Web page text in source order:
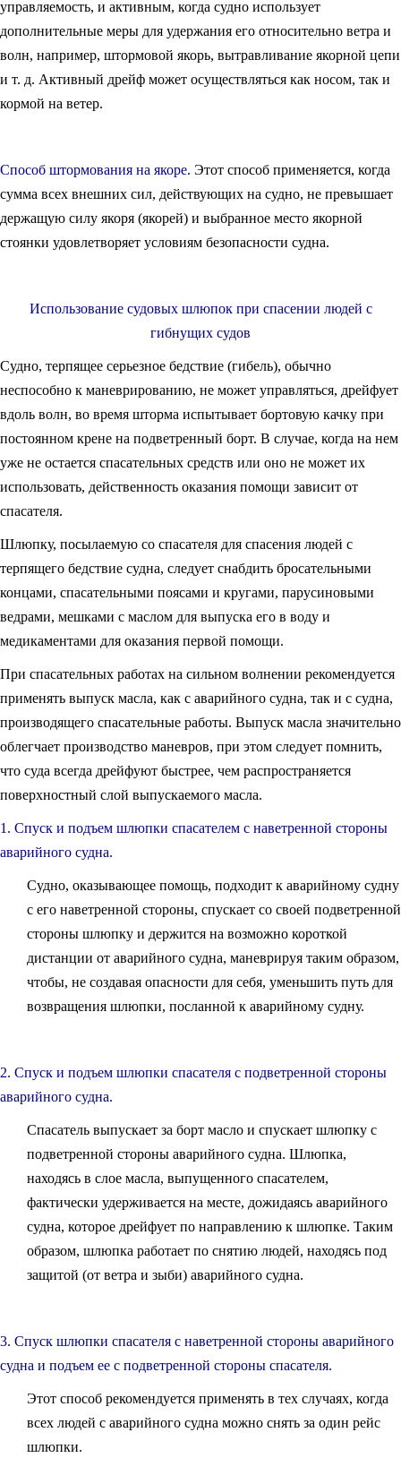
управляемость, и активным, когда судно использует
дополнительные меры для удержания его относительно ветра и
волн, например, штормовой якорь, вытравливание якорной цепи
и т. д. Активный дрейф может осуществляться как носом, так и
кормой на ветер.
Способ штормования на якоре. Этот способ применяется, когда
сумма всех внешних сил, действующих на судно, не превышает
держащую силу якоря (якорей) и выбранное место якорной
стоянки удовлетворяет условиям безопасности судна.
Использование судовых шлюпок при спасении людей с
гибнущих судов
Судно, терпящее серьезное бедствие (гибель), обычно
неспособно к маневрированию, не может управляться, дрейфует
вдоль волн, во время шторма испытывает бортовую качку при
постоянном крене на подветренный борт. В случае, когда на нем
уже не остается спасательных средств или оно не может их
использовать, действенность оказания помощи зависит от
спасателя.
Шлюпку, посылаемую со спасателя для спасения людей с
терпящего бедствие судна, следует снабдить бросательными
концами, спасательными поясами и кругами, парусиновыми
ведрами, мешками с маслом для выпуска его в воду и
медикаментами для оказания первой помощи.
При спасательных работах на сильном волнении рекомендуется
применять выпуск масла, как с аварийного судна, так и с судна,
производящего спасательные работы. Выпуск масла значительно
облегчает производство маневров, при этом следует помнить,
что суда всегда дрейфуют быстрее, чем распространяется
поверхностный слой выпускаемого масла.
1. Спуск и подъем шлюпки спасателем с наветренной стороны
аварийного судна.
Судно, оказывающее помощь, подходит к аварийному судну
с его наветренной стороны, спускает со своей подветренной
стороны шлюпку и держится на возможно короткой
дистанции от аварийного судна, маневрируя таким образом,
чтобы, не создавая опасности для себя, уменьшить путь для
возвращения шлюпки, посланной к аварийному судну.
2. Спуск и подъем шлюпки спасателя с подветренной стороны
аварийного судна.
Спасатель выпускает за борт масло и спускает шлюпку с
подветренной стороны аварийного судна. Шлюпка,
находясь в слое масла, выпущенного спасателем,
фактически удерживается на месте, дожидаясь аварийного
судна, которое дрейфует по направлению к шлюпке. Таким
образом, шлюпка работает по снятию людей, находясь под
защитой (от ветра и зыби) аварийного судна.
3. Спуск шлюпки спасателя с наветренной стороны аварийного
судна и подъем ее с подветренной стороны спасателя.
Этот способ рекомендуется применять в тех случаях, когда
всех людей с аварийного судна можно снять за один рейс
шлюпки.